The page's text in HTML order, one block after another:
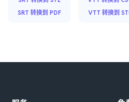
SRT 转换到 PDF
VTT 转换到